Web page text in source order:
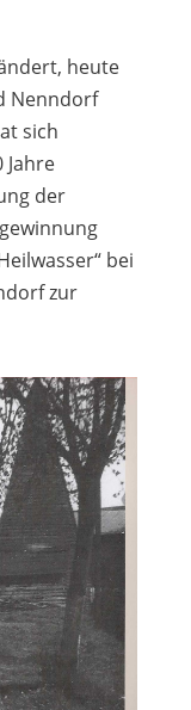
heute
Nenndorf
sich
Jahre
der
bei
zur